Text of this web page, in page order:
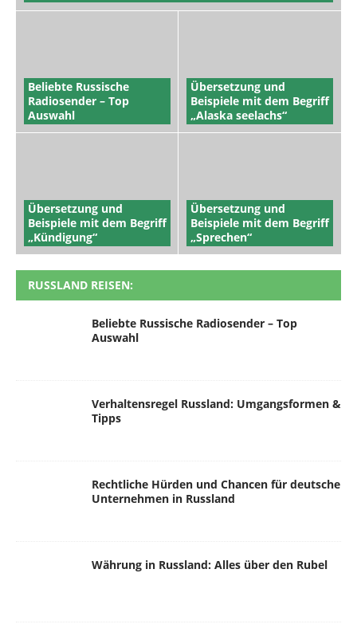
Beliebte Russische
Radiosender – Top
Auswahl
Übersetzung und
Beispiele mit dem Begriff
„Alaska seelachs“
Übersetzung und
Beispiele mit dem Begriff
„Kündigung“
Übersetzung und
Beispiele mit dem Begriff
„Sprechen“
RUSSLAND REISEN:
Beliebte Russische Radiosender – Top
Auswahl
Verhaltensregel Russland: Umgangsformen &
Tipps
Rechtliche Hürden und Chancen für deutsche
Unternehmen in Russland
Währung in Russland: Alles über den Rubel